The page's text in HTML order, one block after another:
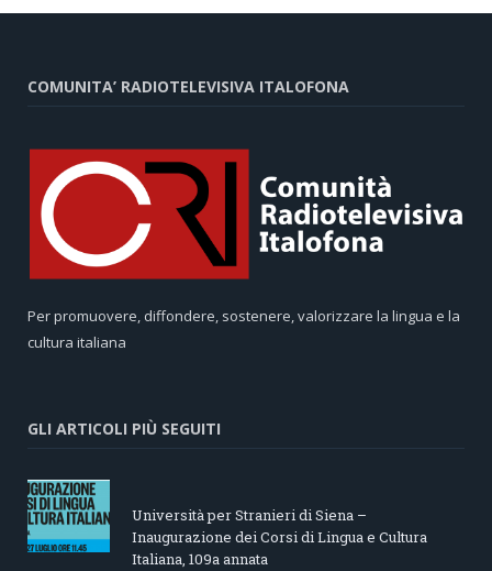
COMUNITA’ RADIOTELEVISIVA ITALOFONA
Per promuovere, diffondere, sostenere, valorizzare la lingua e la
cultura italiana
GLI ARTICOLI PIÙ SEGUITI
Università per Stranieri di Siena –
Inaugurazione dei Corsi di Lingua e Cultura
Italiana, 109a annata